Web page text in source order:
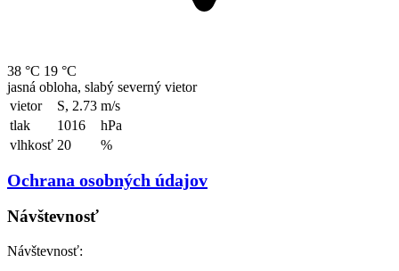
38 °C 19 °C
jasná obloha, slabý severný vietor
vietor
S, 2.73 m/s
tlak
1016
hPa
vlhkosť 20 %
Ochrana osobných údajov
Návštevnosť
Návštevnosť: